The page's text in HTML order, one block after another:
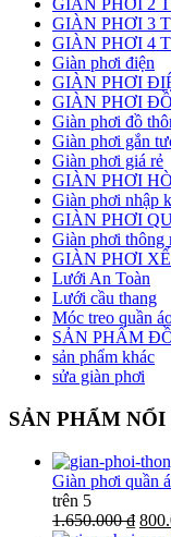
GIÀN PHƠI 2
GIÀN PHƠI 3
GIÀN PHƠI 4
Giàn phơi điện
GIÀN PHƠI
GIÀN PHƠI
Giàn phơi đồ
Giàn phơi gắn
Giàn phơi giá rẻ
GIÀN PHƠI
Giàn phơi nhập
GIÀN PHƠI
Giàn phơi thông
GIÀN PHƠI
Lưới An Toàn
Lưới cầu thang
Móc treo quần
SẢN PHẨM
sản phẩm khác
sửa giàn phơi
SẢN PHẨM
Giàn phơi quần
trên 5
1.650.000 ₫